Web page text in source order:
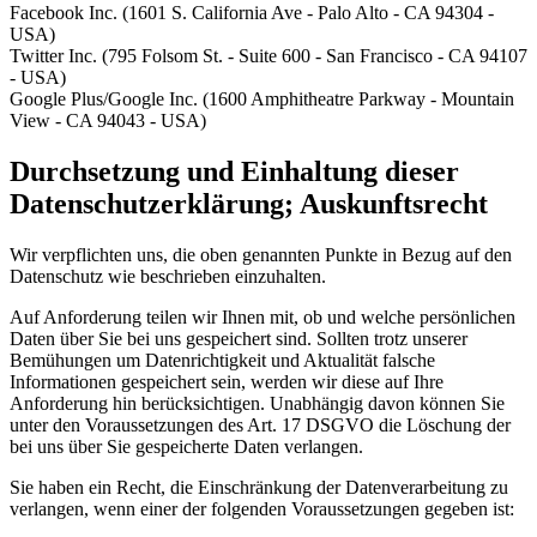
Facebook Inc. (1601 S. California Ave - Palo Alto - CA 94304 -
USA)
Twitter Inc. (795 Folsom St. - Suite 600 - San Francisco - CA 94107
- USA)
Google Plus/Google Inc. (1600 Amphitheatre Parkway - Mountain
View - CA 94043 - USA)
Durchsetzung und Einhaltung dieser
Datenschutzerklärung; Auskunftsrecht
Wir verpflichten uns, die oben genannten Punkte in Bezug auf den
Datenschutz wie beschrieben einzuhalten.
Auf Anforderung teilen wir Ihnen mit, ob und welche persönlichen
Daten über Sie bei uns gespeichert sind. Sollten trotz unserer
Bemühungen um Datenrichtigkeit und Aktualität falsche
Informationen gespeichert sein, werden wir diese auf Ihre
Anforderung hin berücksichtigen. Unabhängig davon können Sie
unter den Voraussetzungen des Art. 17 DSGVO die Löschung der
bei uns über Sie gespeicherte Daten verlangen.
Sie haben ein Recht, die Einschränkung der Datenverarbeitung zu
verlangen, wenn einer der folgenden Voraussetzungen gegeben ist: